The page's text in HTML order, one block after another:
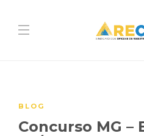
BLOG
Concurso MG –